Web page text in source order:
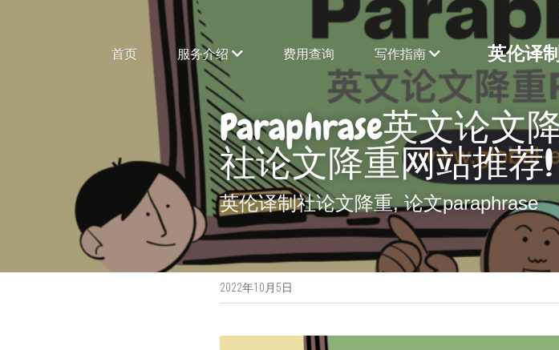
首页 服务介绍 费用查询 写作指南 英伦译
Paraphrase英文论文
社论文降重网站推荐!
英伦译制社论文降重, 论文paraphrase
2022年10月5日